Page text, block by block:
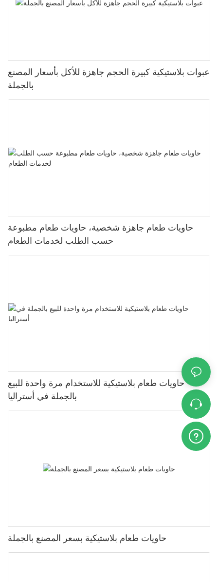
عبوات بلاستيكية كبيرة الحجم جاهزة للأكل بأسعار المصنع
بالجملة
حاويات طعام جاهزة شخصية، حاويات طعام مطبوعة
حسب الطلب لخدمات الطعام
حاويات طعام بلاستيكية للاستخدام مرة واحدة للبيع
بالجملة في أستراليا
حاويات طعام بلاستيكية بسعر المصنع بالجملة